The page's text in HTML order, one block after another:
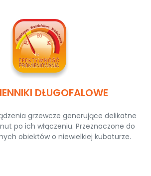
DŁUGOFALOWE
grzewcze generujące delikatne
po ich włączeniu. Przeznaczone do
obiektów o niewielkiej kubaturze.